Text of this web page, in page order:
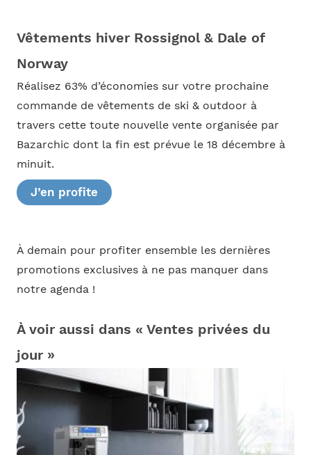
Vêtements hiver Rossignol & Dale of
Norway
Réalisez 63% d’économies sur votre prochaine
commande de vêtements de ski & outdoor à
travers cette toute nouvelle vente organisée par
Bazarchic dont la fin est prévue le 18 décembre à
minuit.
J’en profite
À demain pour profiter ensemble les dernières
promotions exclusives à ne pas manquer dans
notre agenda !
À voir aussi dans « Ventes privées du
jour »